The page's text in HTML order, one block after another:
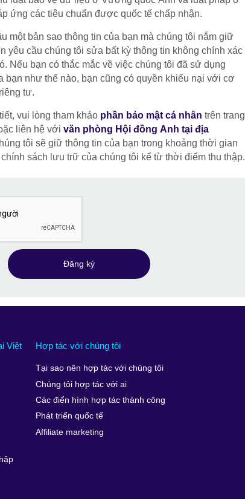
ứng các tiêu chuẩn được quốc tế chấp nhận.
một bản sao thông tin của bạn mà chúng tôi nắm giữ
yêu cầu chúng tôi sửa bất kỳ thông tin không chính xác
Nếu bạn có thắc mắc về việc chúng tôi đã sử dụng
bạn như thế nào, bạn cũng có quyền khiếu nại với cơ
tư.
vui lòng tham khảo phần bảo mật cá nhân trên trang
liên hệ với văn phòng Hội đồng Anh tại địa
tôi sẽ giữ thông tin của bạn trong khoảng thời gian
sách lưu trữ của chúng tôi kể từ thời điểm thu thập.
Đăng ký
Việt
Hợp tác với chúng tôi
Tại sao nên hợp tác với chúng tôi
Chúng tôi hợp tác với ai
Các điển hình hợp tác thành công
Phát triển quốc tế
Affiliate marketing